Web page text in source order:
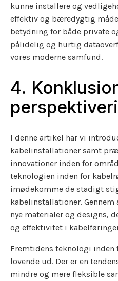
kunne installere og
effektiv og bæredygtig
betydning for både private
pålidelig og hurtig
vores moderne samfund.
4.
I denne artikel har vi
kabelinstallationer samt
innovationer inden for
teknologien inden for
imødekomme de stadigt
kabelinstallationer.
nye materialer og designs,
og effektivitet i
Fremtidens teknologi
lovende ud. Der er en
mindre og mere fleksible